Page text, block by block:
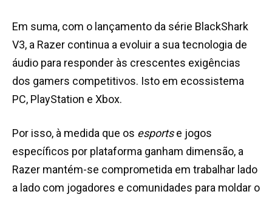
Em suma, com o lançamento da série BlackShark
V3, a Razer continua a evoluir a sua tecnologia de
áudio para responder às crescentes exigências
dos gamers competitivos. Isto em ecossistema
PC, PlayStation e Xbox.
Por isso, à medida que os esportse jogos
específicos por plataforma ganham dimensão, a
Razer mantém-se comprometida em trabalhar lado
a lado com jogadores e comunidades para moldar o